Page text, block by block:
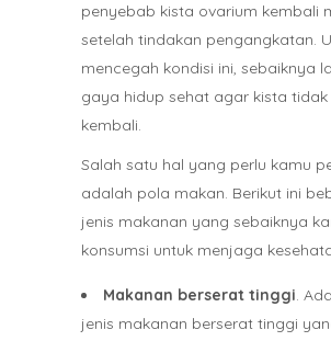
penyebab kista ovarium kembali
setelah tindakan pengangkatan.
mencegah kondisi ini, sebaiknya
gaya hidup sehat agar kista tidak
kembali.
Salah satu hal yang perlu kamu
adalah pola makan. Berikut ini
jenis makanan yang sebaiknya
konsumsi untuk menjaga
Makanan berserat tinggi.
jenis makanan berserat tinggi